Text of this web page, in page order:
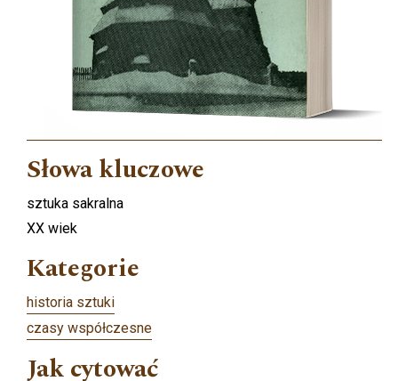
Słowa kluczowe
sztuka sakralna
XX wiek
Kategorie
historia sztuki
czasy współczesne
Jak cytować